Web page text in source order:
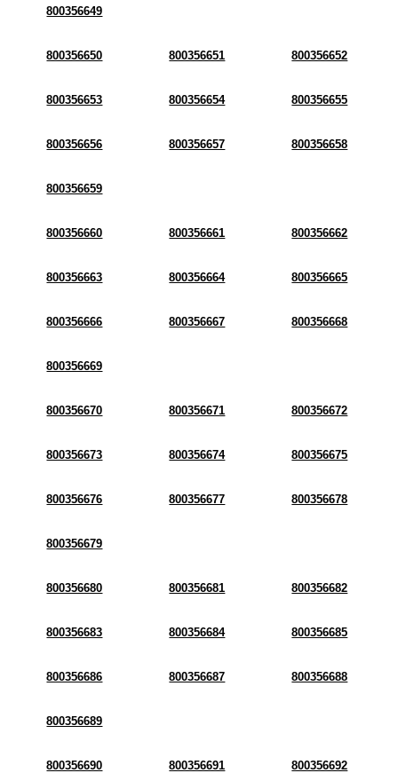
800356649
800356650 800356651 800356652
800356653 800356654 800356655
800356656 800356657 800356658
800356659
800356660 800356661 800356662
800356663 800356664 800356665
800356666 800356667 800356668
800356669
800356670 800356671 800356672
800356673 800356674 800356675
800356676 800356677 800356678
800356679
800356680 800356681 800356682
800356683 800356684 800356685
800356686 800356687 800356688
800356689
800356690 800356691 800356692